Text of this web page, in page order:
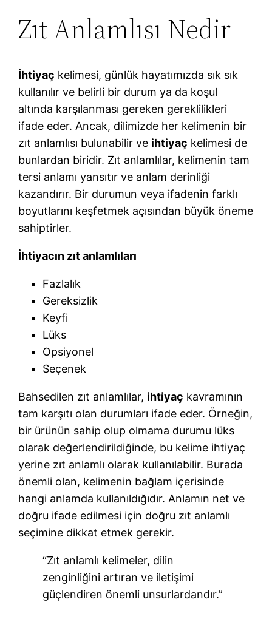
Zıt Anlamlısı Nedir
İhtiyaç kelimesi, günlük hayatımızda sık sık
kullanılır ve belirli bir durum ya da koşul
altında karşılanması gereken gereklilikleri
ifade eder. Ancak, dilimizde her kelimenin bir
zıt anlamlısı bulunabilir ve ihtiyaç kelimesi de
bunlardan biridir. Zıt anlamlılar, kelimenin tam
tersi anlamı yansıtır ve anlam derinliği
kazandırır. Bir durumun veya ifadenin farklı
boyutlarını keşfetmek açısından büyük öneme
sahiptirler.
İhtiyacın zıt anlamlıları
Fazlalık
Gereksizlik
Keyfi
Lüks
Opsiyonel
Seçenek
Bahsedilen zıt anlamlılar, ihtiyaç kavramının
tam karşıtı olan durumları ifade eder. Örneğin,
bir ürünün sahip olup olmama durumu lüks
olarak değerlendirildiğinde, bu kelime ihtiyaç
yerine zıt anlamlı olarak kullanılabilir. Burada
önemli olan, kelimenin bağlam içerisinde
hangi anlamda kullanıldığıdır. Anlamın net ve
doğru ifade edilmesi için doğru zıt anlamlı
seçimine dikkat etmek gerekir.
“Zıt anlamlı kelimeler, dilin
zenginliğini artıran ve iletişimi
güçlendiren önemli unsurlardandır.”